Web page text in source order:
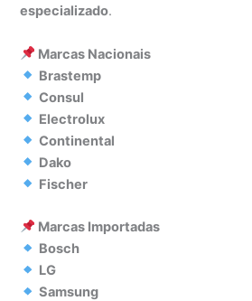
especializado.
Marcas Nacionais
Brastemp
Consul
Electrolux
Continental
Dako
Fischer
Marcas Importadas
Bosch
LG
Samsung